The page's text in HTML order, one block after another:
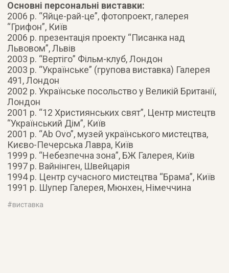
Основні персональні виставки:
2006 р. “Яйце-рай-це”, фотопроект, галерея
“Грифон”, Київ
2006 р. презентація проекту “Писанка над
Львовом”, Львів
2003 р. “Вертіго” Фільм-клуб, Лондон
2003 р. “Українське” (групова виставка) Галерея
491, Лондон
2002 р. Українське посольство у Великій Британії,
Лондон
2001 р. “12 Християнських свят”, Центр мистецтв
“Український Дім”, Київ
2001 р. “Ab Ovo”, музей українського мистецтва,
Києво-Печерська Лавра, Київ
1999 р. “Небезпечна зона”, БЖ Галерея, Київ
1997 р. Вайнінген, Швейцарія
1994 р. Центр сучасного мистецтва “Брама”, Київ
1991 р. Шупер Галерея, Мюнхен, Німеччина
#виставка